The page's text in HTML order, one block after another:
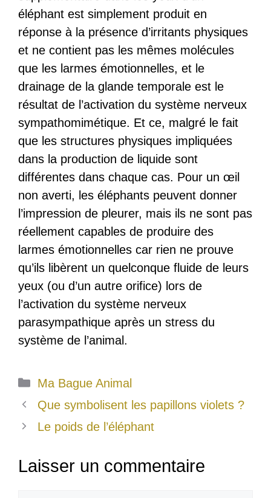
éléphant est simplement produit en
réponse à la présence d’irritants physiques
et ne contient pas les mêmes molécules
que les larmes émotionnelles, et le
drainage de la glande temporale est le
résultat de l’activation du système nerveux
sympathomimétique. Et ce, malgré le fait
que les structures physiques impliquées
dans la production de liquide sont
différentes dans chaque cas. Pour un œil
non averti, les éléphants peuvent donner
l’impression de pleurer, mais ils ne sont pas
réellement capables de produire des
larmes émotionnelles car rien ne prouve
qu’ils libèrent un quelconque fluide de leurs
yeux (ou d’un autre orifice) lors de
l’activation du système nerveux
parasympathique après un stress du
système de l’animal.
Catégories
Ma Bague Animal
Que symbolisent les papillons violets ?
Le poids de l’éléphant
Laisser un commentaire